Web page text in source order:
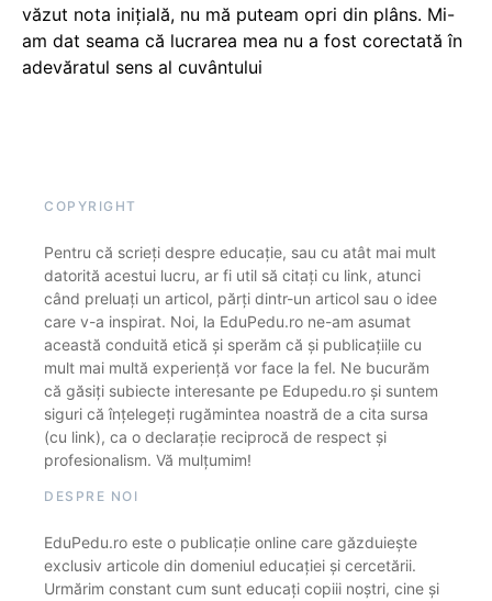
văzut nota inițială, nu mă puteam opri din plâns. Mi-
am dat seama că lucrarea mea nu a fost corectată în
adevăratul sens al cuvântului
COPYRIGHT
Pentru că scrieți despre educație, sau cu atât mai mult
datorită acestui lucru, ar fi util să citați cu link, atunci
când preluați un articol, părți dintr-un articol sau o idee
care v-a inspirat. Noi, la EduPedu.ro ne-am asumat
această conduită etică și sperăm că și publicațiile cu
mult mai multă experiență vor face la fel. Ne bucurăm
că găsiți subiecte interesante pe Edupedu.ro și suntem
siguri că înțelegeți rugămintea noastră de a cita sursa
(cu link), ca o declarație reciprocă de respect și
profesionalism. Vă mulțumim!
DESPRE NOI
EduPedu.ro este o publicație online care găzduiește
exclusiv articole din domeniul educației și cercetării.
Urmărim constant cum sunt educați copiii noștri, cine și